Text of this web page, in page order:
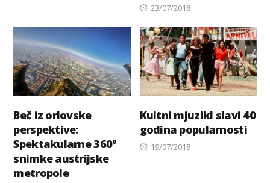
Posted
23/07/2018
Beč iz orlovske
perspektive:
Spektakularne 360°
snimke austrijske
metropole
Kultni mjuzikl slavi 40
godina popularnosti
Posted
19/07/2018